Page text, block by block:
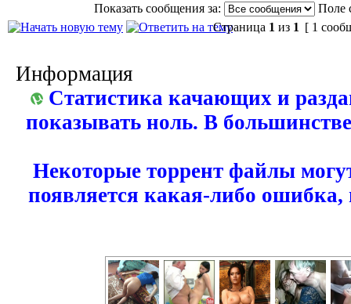
Показать сообщения за:
Поле
Страница 1 из 1 [ 1
Информация
Статистика качающих и
показывать ноль. В
Некоторые торрент файлы
появляется какая-либо